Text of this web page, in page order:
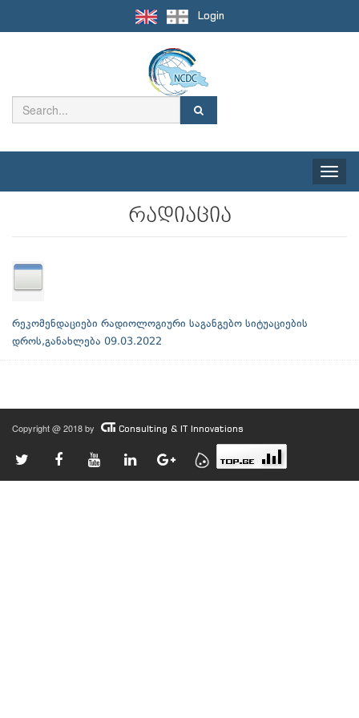
Login
Toggle
რადიაცია
რეკომენდაციები რადიოლოგიური საგანგებო სიტუაციების
დროს,განახლება 09.03.2022
Copyright @ 2018 by Consulting & IT Innovations